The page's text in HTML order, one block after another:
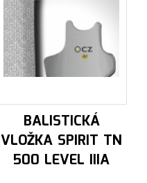
BALISTICKÁ
VLOŽKA SPIRIT TN
500 LEVEL IIIA